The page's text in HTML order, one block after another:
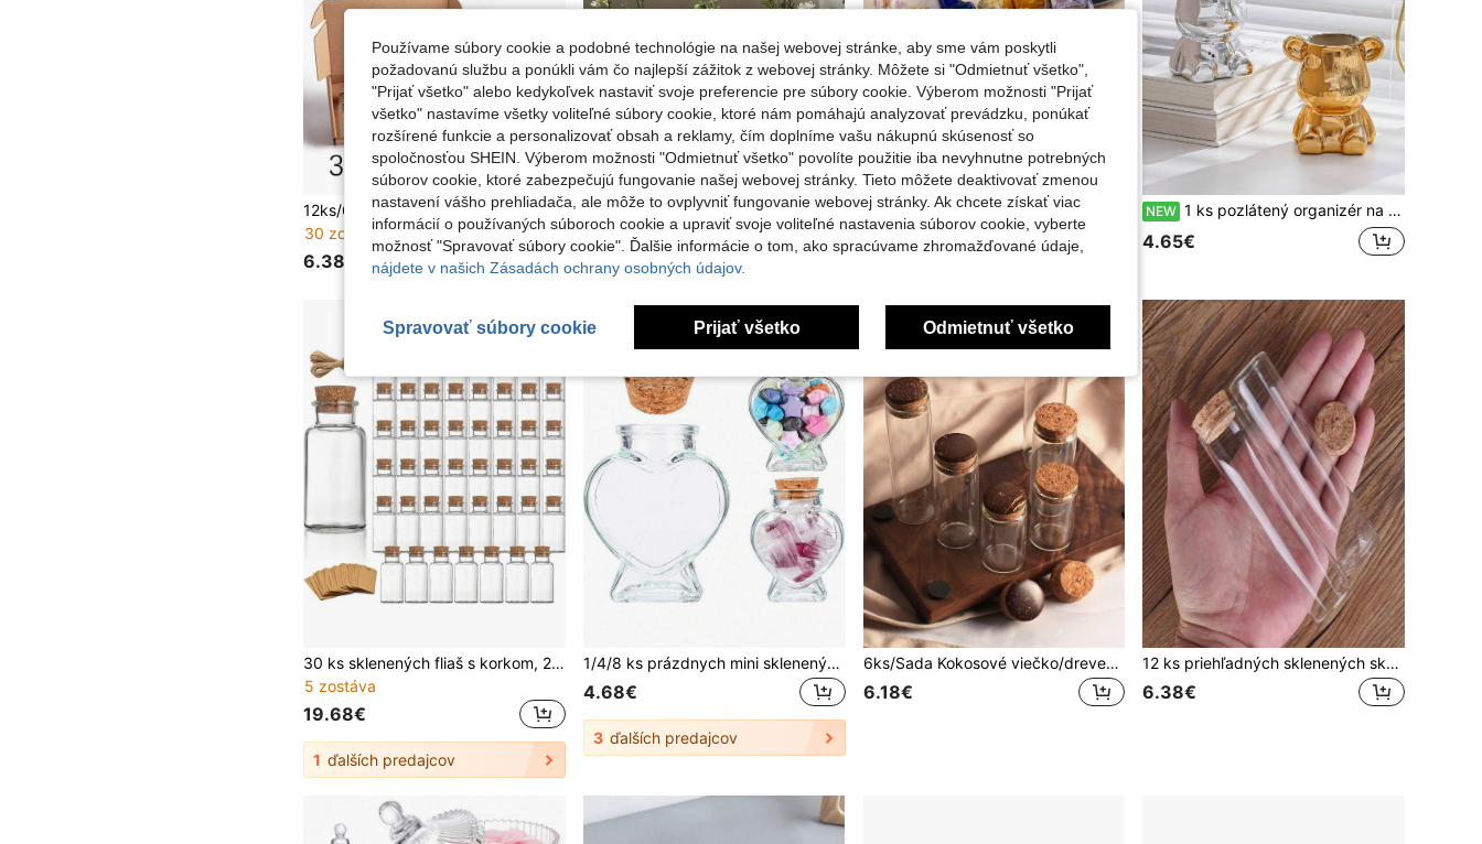
12ks/6ks-10ml/20ml/30ml Veko z kokosovej škrupiny Malé sklenené fľaštičky s korkom, minifľaštičky s hrdlom korkové zátky, malé fľaštičky s viečkami, malé sklenené fľaštičky, mini fľaštičky od elixírov, správa vo fľaši na tematickú párty, piesok
30 zostáva
6.38€
NEW 10 ks vintage bohémsky štýlových priehľadných sklenených váz, malé číre vázy, viacúčelové vázy v balení, vhodné na domácu dekoráciu, stredové ozdoby na stôl, svadobnú dekoráciu, vianočnú dekoráciu a DIY fľaše na difuzér
16.97€
4 zostáva
NEW 1 ks pozlátený organizér na stôl v tvare medvedíka, držiak na príbory a dekoratívne úložné priestory
4.65€
30 ks sklenených fliaš s korkom, 25 ml mini sklenených fliaš na želania fľaštičky so správami sklenené fľaštičky pre umenie a remeslá, dekorácie, oslavy, svadobné priania
5 zostáva
19.68€
1 ďalších predajcov
1/4/8 ks prázdnych mini sklenených fľaštiček v tvare srdca s korkovými uzatváračkami, prázdna mini sklenená fľaštička v tvare srdca, pamietková nádoba s korkovými uzatváračkami, priehľadná váza v tvare srdca, driftová fľaštička, na DIY remeselné výrobky, svadobnú dekoráciu, späť do školy
4.68€
3 ďalších predajcov
6ks/Sada Kokosové viečko/drevený korok Malé sklenené fľaše, 50 ml dlhá fľaša, sklenená dlhá nádoba s korkom, zazátkovaná liekovka, pre domácich majstrov, darčekové dekorácie, mini sklenené fľaše
6.18€
12 ks priehľadných sklenených skúmaviek s gumenými zátkami | Prázdne sklenené fľaše a poháre vhodné na umenie, DIY remeslá, svadobné darčeky | 11 veľkostí 15 ml/20 ml/25 ml/30 ml/40 ml/50 ml/55 ml/60 ml, priemer 3 cm
6.38€
Používame súbory cookie a podobné technológie na našej webovej stránke, aby sme vám poskytli
požadovanú službu a ponúkli vám čo najlepší zážitok z webovej stránky. Môžete si "Odmietnuť všetko",
"Prijať všetko" alebo kedykoľvek nastaviť svoje preferencie pre súbory cookie. Výberom možnosti "Prijať
všetko" nastavíme všetky voliteľné súbory cookie, ktoré nám pomáhajú analyzovať prevádzku, ponúkať
rozšírené funkcie a personalizovať obsah a reklamy, čím doplníme vašu nákupnú skúsenosť so
spoločnosťou SHEIN. Výberom možnosti "Odmietnuť všetko" povolíte použitie iba nevyhnutne potrebných
súborov cookie, ktoré zabezpečujú fungovanie našej webovej stránky. Tieto môžete deaktivovať zmenou
nastavení vášho prehliadača, ale môže to ovplyvniť fungovanie webovej stránky. Ak chcete získať viac
informácií o používaných súboroch cookie a upraviť svoje voliteľné nastavenia súborov cookie, vyberte
možnosť "Spravovať súbory cookie". Ďalšie informácie o tom, ako spracúvame zhromažďované údaje,
nájdete v našich Zásadách ochrany osobných údajov.
Spravovať súbory cookie Prijať všetko Odmietnuť všetko